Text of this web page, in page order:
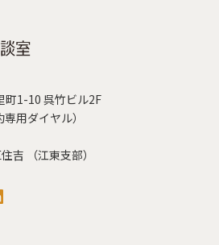
町1-10 呉竹ビル2F
用ダイヤル）
吉 （江東支部）